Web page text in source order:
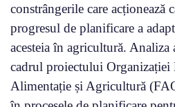
constrângerile care acționează
progresul de planificare a
acesteia în agricultură. Analiza
cadrul proiectului
Alimentație și Agricultură